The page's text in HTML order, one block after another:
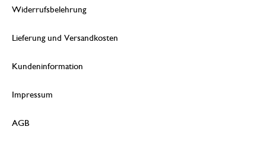
Widerrufsbelehrung
Lieferung und Versandkosten
Kundeninformation
Impressum
AGB